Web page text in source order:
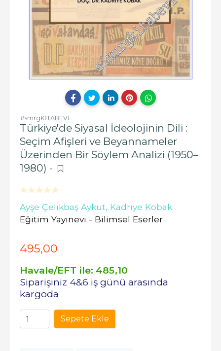
#smrgKİTABEVİ
Türkiye'de Siyasal İdeolojinin Dili :
Seçim Afişleri ve Beyannameler
Üzerinden Bir Söylem Analizi (1950–
1980) -
Ayşe Çelikbaş Aykut, Kadriye Kobak
Eğitim Yayınevi - Bilimsel Eserler
495,00
Havale/EFT ile: 485,10
Siparişiniz 4&6 iş günü arasında
kargoda
Sepete Ekle